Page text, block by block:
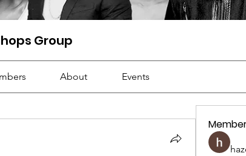
Group
About Events